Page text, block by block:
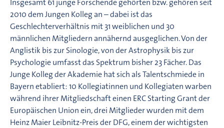
Insgesamt 61 junge Forschende gehörten bzw. gehören seit
2010 dem Jungen Kolleg an – dabei ist das
Geschlechterverhältnis mit 31 weiblichen und 30
männlichen Mitgliedern annähernd ausgeglichen. Von der
Anglistik bis zur Sinologie, von der Astrophysik bis zur
Psychologie umfasst das Spektrum bisher 23 Fächer. Das
Junge Kolleg der Akademie hat sich als Talentschmiede in
Bayern etabliert: 10 Kollegiatinnen und Kollegiaten warben
während ihrer Mitgliedschaft einen ERC Starting Grant der
Europäischen Union ein, drei Mitglieder wurden mit dem
Heinz Maier Leibnitz-Preis der DFG, einem der wichtigsten